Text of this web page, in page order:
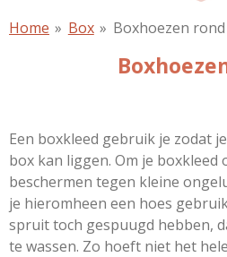
Home » Box » Boxhoezen rond
Een boxkleed gebruik je zodat
box kan liggen. Om je boxkleed
beschermen tegen kleine
je hieromheen een hoes
spruit toch gespuugd hebben,
te wassen. Zo hoeft niet het